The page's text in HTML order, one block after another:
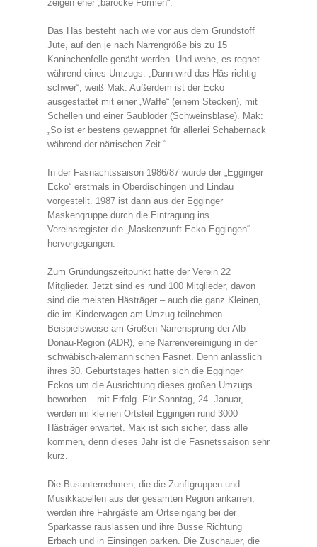
zeigen eher „barocke Formen“.
Das Häs besteht nach wie vor aus dem Grundstoff
Jute, auf den je nach Narrengröße bis zu 15
Kaninchenfelle genäht werden. Und wehe, es regnet
während eines Umzugs. „Dann wird das Häs richtig
schwer“, weiß Mak. Außerdem ist der Ecko
ausgestattet mit einer „Waffe“ (einem Stecken), mit
Schellen und einer Saubloder (Schweinsblase). Mak:
„So ist er bestens gewappnet für allerlei Schabernack
während der närrischen Zeit.“
In der Fasnachtssaison 1986/87 wurde der „Egginger
Ecko“ erstmals in Oberdischingen und Lindau
vorgestellt. 1987 ist dann aus der Egginger
Maskengruppe durch die Eintragung ins
Vereinsregister die „Maskenzunft Ecko Eggingen“
hervorgegangen.
Zum Gründungszeitpunkt hatte der Verein 22
Mitglieder. Jetzt sind es rund 100 Mitglieder, davon
sind die meisten Hästräger – auch die ganz Kleinen,
die im Kinderwagen am Umzug teilnehmen.
Beispielsweise am Großen Narrensprung der Alb-
Donau-Region (ADR), eine Narrenvereinigung in der
schwäbisch-alemannischen Fasnet. Denn anlässlich
ihres 30. Geburtstages hatten sich die Egginger
Eckos um die Ausrichtung dieses großen Umzugs
beworben – mit Erfolg. Für Sonntag, 24. Januar,
werden im kleinen Ortsteil Eggingen rund 3000
Hästräger erwartet. Mak ist sich sicher, dass alle
kommen, denn dieses Jahr ist die Fasnetssaison sehr
kurz.
Die Busunternehmen, die die Zunftgruppen und
Musikkapellen aus der gesamten Region ankarren,
werden ihre Fahrgäste am Ortseingang bei der
Sparkasse rauslassen und ihre Busse Richtung
Erbach und in Einsingen parken. Die Zuschauer, die